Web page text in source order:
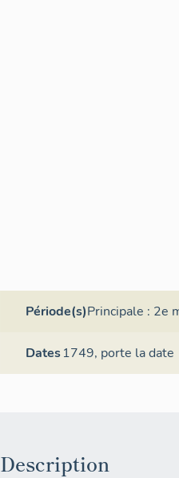
Période(s)Principale : 2e
Dates1749, porte la date
Description